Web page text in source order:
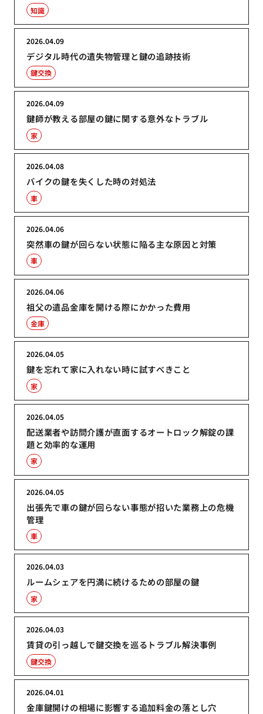
知識
デジタル時代の遺失物管理と鍵の追跡技術
2026.04.09
鍵交換
鍵師が教える部屋の鍵に関する意外なトラブル
2026.04.09
家
バイクの鍵を失くした時の対処法
2026.04.08
車
突然車の鍵が回らない状態に陥る主な原因と対策
2026.04.06
車
祖父の遺品金庫を開ける際にかかった費用
2026.04.06
金庫
鍵を忘れて家に入れない時に試すべきこと
2026.04.05
家
配送業者や訪問介護が直面するオートロック解錠の課
題と効率的な運用
2026.04.05
家
出張先で車の鍵が回らない事態が招いた業務上の危機
管理
2026.04.05
車
ルームシェアを円満に続けるための部屋の鍵
2026.04.03
家
賃貸の引っ越しで鍵交換を巡るトラブル解決事例
2026.04.03
鍵交換
金庫鍵開けの相場に影響する追加料金の落とし穴
2026.04.01